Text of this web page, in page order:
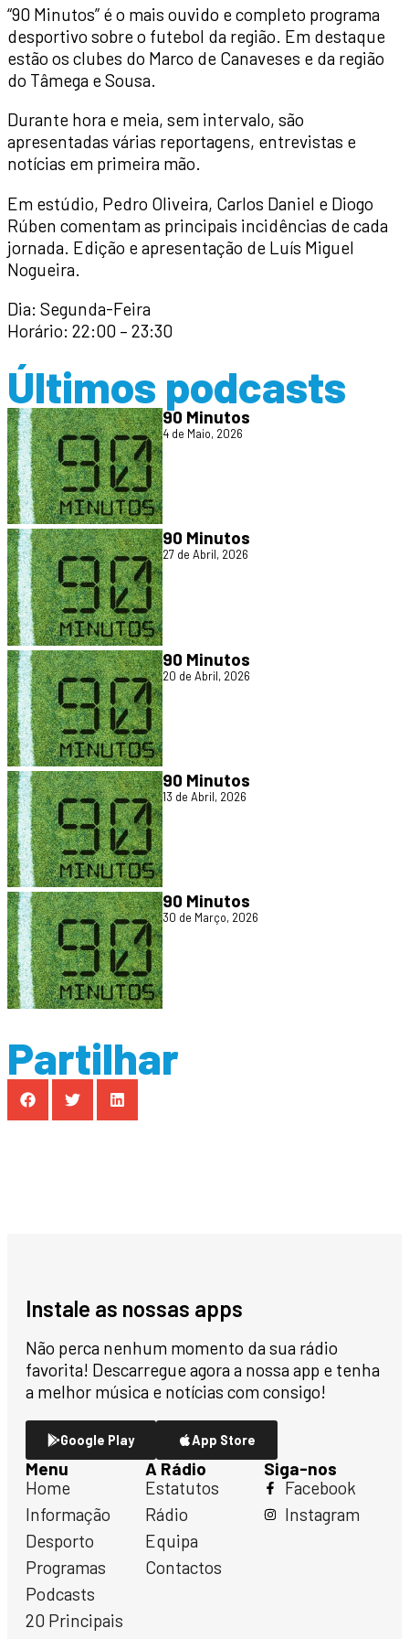
“90 Minutos” é o mais ouvido e completo programa
desportivo sobre o futebol da região. Em destaque
estão os clubes do Marco de Canaveses e da região
do Tâmega e Sousa.
Durante hora e meia, sem intervalo, são
apresentadas várias reportagens, entrevistas e
notícias em primeira mão.
Em estúdio, Pedro Oliveira, Carlos Daniel e Diogo
Rúben comentam as principais incidências de cada
jornada. Edição e apresentação de Luís Miguel
Nogueira.
Dia: Segunda-Feira
Horário: 22:00 – 23:30
Últimos podcasts
90 Minutos
4 de Maio, 2026
90 Minutos
27 de Abril, 2026
90 Minutos
20 de Abril, 2026
90 Minutos
13 de Abril, 2026
90 Minutos
30 de Março, 2026
Partilhar
Instale as nossas apps
Não perca nenhum momento da sua rádio
favorita! Descarregue agora a nossa app e tenha
a melhor música e notícias com consigo!
Google Play App Store
Menu
Home
Informação
Desporto
Programas
Podcasts
20 Principais
A Rádio
Estatutos
Rádio
Equipa
Contactos
Siga-nos
Facebook
Instagram